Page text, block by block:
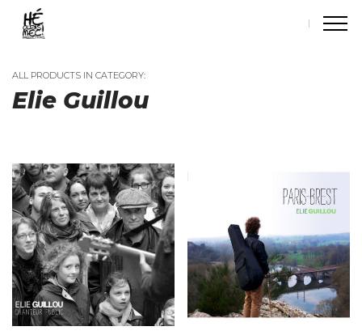
ALL PRODUCTS IN CATEGORY:
Elie Guillou